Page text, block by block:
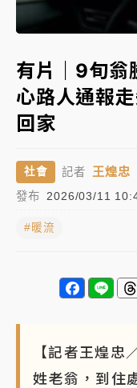
女律師陳昱瑄詐
旅局回應了
中信慈善基金會想
駁 理由曝光
故宮《龍藏經》特
周六起展出延長至
押庭
雨熱區曝
Unmute
有片｜9旬翁
心路人通報
回家
社會 記者 王煌忠
發布 2026/03/11
#暖流
【記者王煌忠
姓老翁，到住